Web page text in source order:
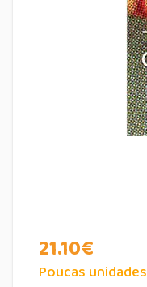
21.10€
Poucas unidades